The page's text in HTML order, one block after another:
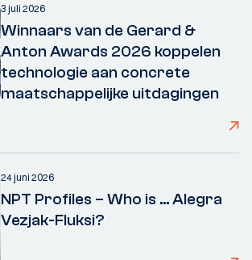
3 juli 2026
Winnaars van de Gerard &
Anton Awards 2026 koppelen
technologie aan concrete
maatschappelijke uitdagingen
24 juni 2026
NPT Profiles – Who is ... Alegra
Vezjak-Fluksi?